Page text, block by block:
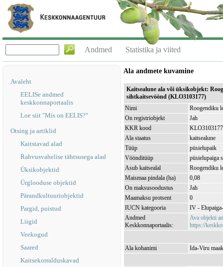
Andmed Statistika ja viited
Avaleht
EELISe andmed
keskkonnaportaalis
Loe siit "Mis on EELIS?"
Otsing ja artiklid
Kaitstavad alad
Rahvusvahelise tähtsusega alad
Üksikobjektid
Ürglooduse objektid
Pärandkultuuriobjektid
Pargid, puistud
Liigid
Veekogud
Saared
Kaitsekorralduskavad
Ala andmete kuvamine
Kaitsealune ala või üksikobjekt:
sihtkaitsevöönd (KLO3103177)
Nimi
Roogendiku
On registriobjekt
Jah
KKR kood
KLO3103177
Ala staatus
kaitsealune
Tüüp
püsielupaik
Vöönditüüp
püsielupaiga
Asub kaitsealal
Roogendiku
Maismaa pindala (ha)
0,08
On maksusoodustus
Jah
Maamaksu protsent
0
IUCN kategooria
IV -
Andmed
Keskkonnaportaalis:
Ava objekti
https://
Ala kohanimi Ida-Viru